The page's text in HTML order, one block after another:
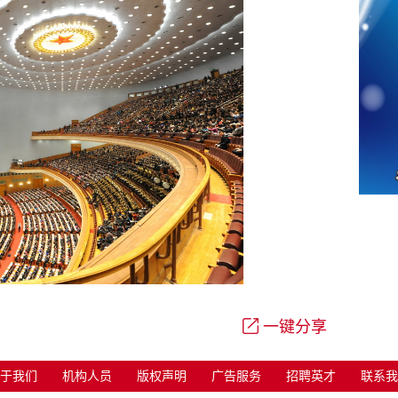
一键分享
我们 机构人员 版权声明 广告服务 招聘英才 联系